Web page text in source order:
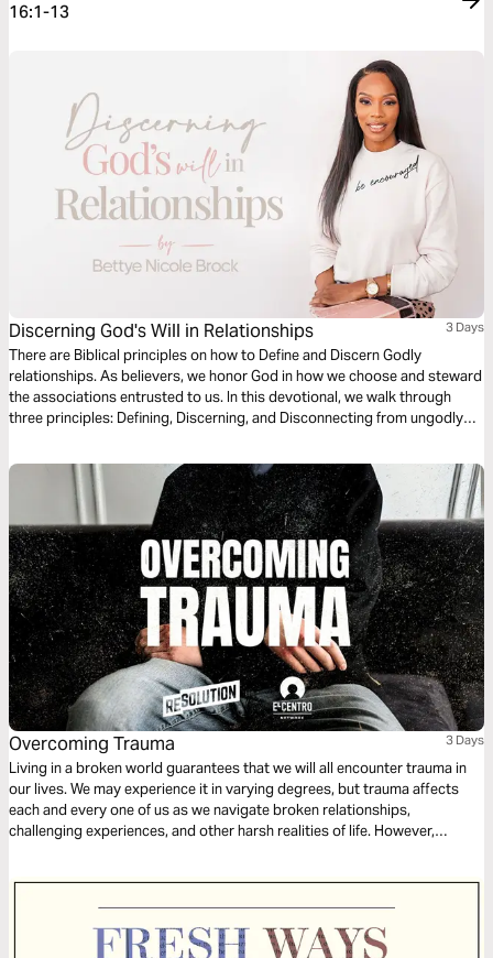
16:1-13
Discerning God's Will in Relationships 3 Days
There are Biblical principles on how to Define and Discern Godly
relationships. As believers, we honor God in how we choose and steward
the associations entrusted to us. In this devotional, we walk through
three principles: Defining, Discerning, and Disconnecting from ungodly
Overcoming Trauma 3 Days
Living in a broken world guarantees that we will all encounter trauma in
our lives. We may experience it in varying degrees, but trauma affects
each and every one of us as we navigate broken relationships,
challenging experiences, and other harsh realities of life. However,